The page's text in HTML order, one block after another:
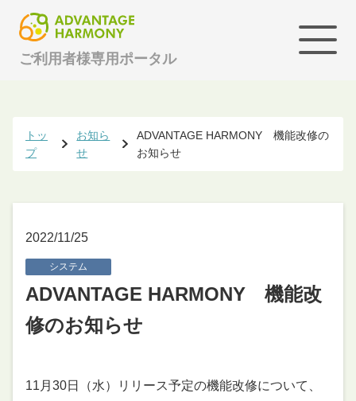
ご利用者様専用ポータル
トッ
プ
お知ら
せ
ADVANTAGE HARMONY 機能改修の
お知らせ
2022/11/25
システム
ADVANTAGE HARMONY 機能改
修のお知らせ
11月30日（水）リリース予定の機能改修について、